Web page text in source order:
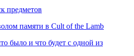
предметов
памяти в Cult of the Lamb
было и что будет с одной из